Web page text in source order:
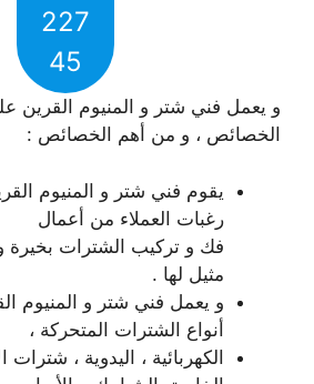
227
45
و يعمل فني شتر و المنيوم القرين
الخصائص ، و من أهم الخصائص :
يقوم فني شتر و المنيوم
رغبات العملاء من أعمال
فك و تركيب الشترات بخيرة و
مثيل لها .
و يعمل فني شتر و المنيوم
أنواع الشترات المتحركة ،
الكهربائية ، اليدوية ، شترات